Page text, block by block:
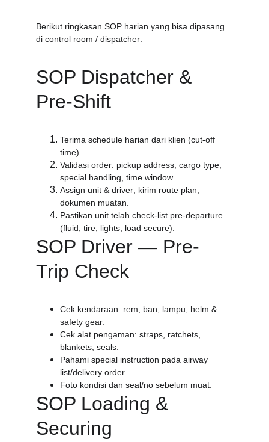
Berikut ringkasan SOP harian yang bisa dipasang
di control room / dispatcher:
SOP Dispatcher &
Pre-Shift
Terima schedule harian dari klien (cut-off
time).
Validasi order: pickup address, cargo type,
special handling, time window.
Assign unit & driver; kirim route plan,
dokumen muatan.
Pastikan unit telah check-list pre-departure
(fluid, tire, lights, load secure).
SOP Driver — Pre-
Trip Check
Cek kendaraan: rem, ban, lampu, helm &
safety gear.
Cek alat pengaman: straps, ratchets,
blankets, seals.
Pahami special instruction pada airway
list/delivery order.
Foto kondisi dan seal/no sebelum muat.
SOP Loading &
Securing